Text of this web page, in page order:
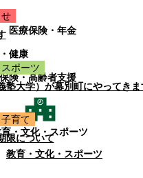
医療保険・年金
健康
険・高齢者支援
・文化・スポーツ
教育・文化・スポーツ
ポーツ
塾大学）が幕別町にやってき
育て
限について